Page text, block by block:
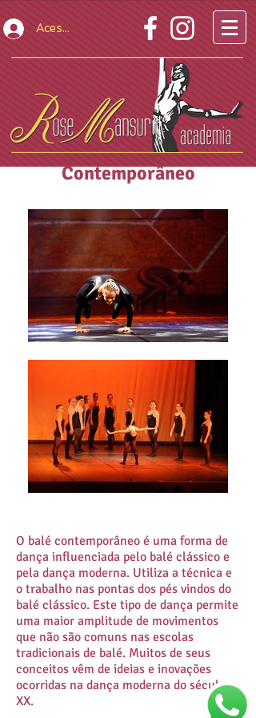
Acesso Restrito
Contemporâneo
O balé contemporâneo é uma forma de
dança influenciada pelo balé clássico e
pela dança moderna. Utiliza a técnica e
o trabalho nas pontas dos pés vindos do
balé clássico. Este tipo de dança permite
uma maior amplitude de movimentos
que não são comuns nas escolas
tradicionais de balé. Muitos de seus
conceitos vêm de ideias e inovações
ocorridas na dança moderna do século
XX.